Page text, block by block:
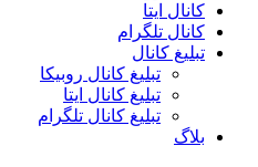
کانال ایتا
کانال تلگرام
تبلیغ کانال
تبلیغ کانال روبیکا
تبلیغ کانال ایتا
تبلیغ کانال تلگرام
بلاگ